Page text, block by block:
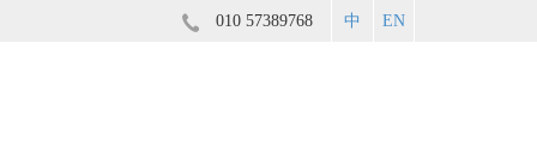
EN
中
010 57389768